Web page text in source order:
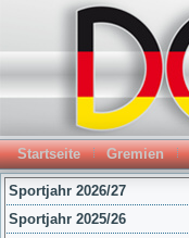
Startseite Gremien
Sportjahr 2026/27
Sportjahr 2025/26